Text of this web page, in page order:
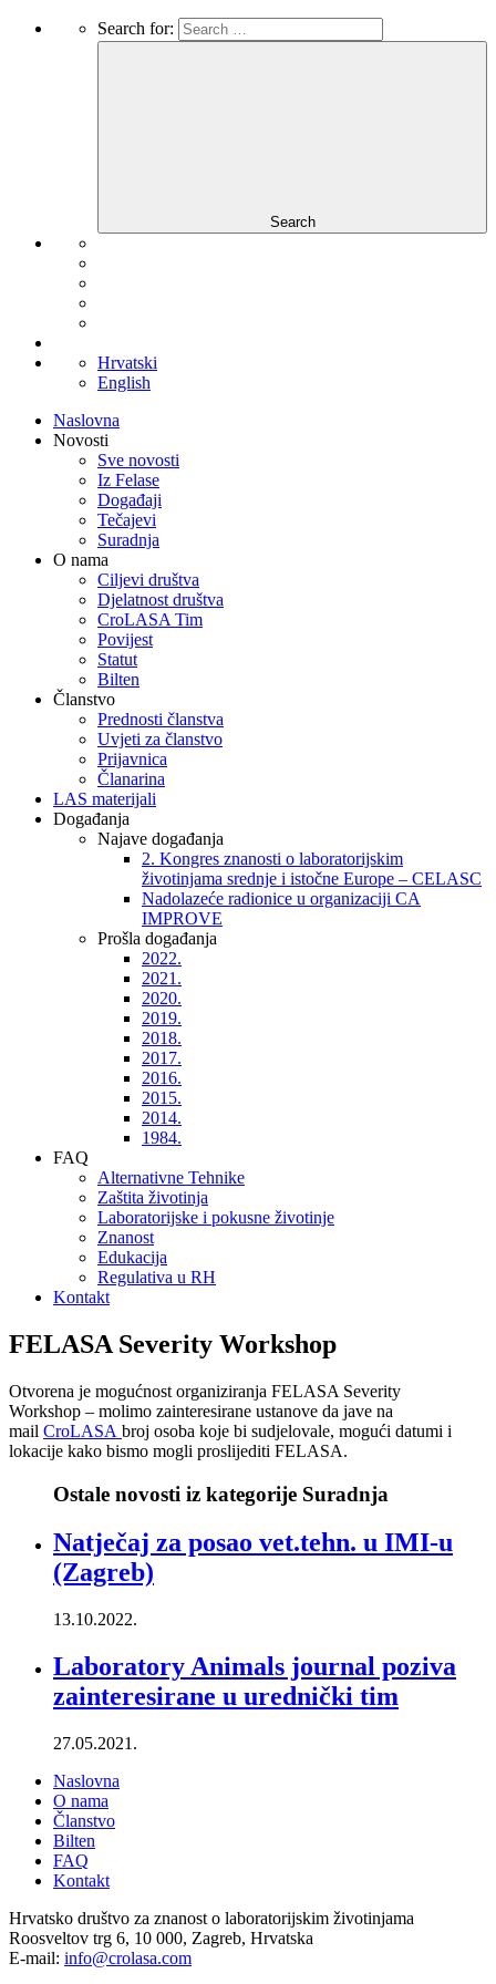
Search for:
Search
Hrvatski
English
Naslovna
Novosti
Sve novosti
Iz Felase
Događaji
Tečajevi
Suradnja
O nama
Ciljevi društva
Djelatnost društva
CroLASA Tim
Povijest
Statut
Bilten
Članstvo
Prednosti članstva
Uvjeti za članstvo
Prijavnica
Članarina
LAS materijali
Događanja
Najave događanja
2. Kongres znanosti o laboratorijskim
životinjama srednje i istočne Europe – CELASC
Nadolazeće radionice u organizaciji CA
IMPROVE
Prošla događanja
2022.
2021.
2020.
2019.
2018.
2017.
2016.
2015.
2014.
1984.
FAQ
Alternativne Tehnike
Zaštita životinja
Laboratorijske i pokusne životinje
Znanost
Edukacija
Regulativa u RH
Kontakt
FELASA Severity Workshop
Otvorena je mogućnost organiziranja FELASA Severity
Workshop – molimo zainteresirane ustanove da jave na
mail CroLASA broj osoba koje bi sudjelovale, mogući datumi i
lokacije kako bismo mogli proslijediti FELASA.
Ostale novosti iz kategorije Suradnja
Natječaj za posao vet.tehn. u IMI-u
(Zagreb)
13.10.2022.
Laboratory Animals journal poziva
zainteresirane u urednički tim
27.05.2021.
Naslovna
O nama
Članstvo
Bilten
FAQ
Kontakt
Hrvatsko društvo za znanost o laboratorijskim životinjama
Roosveltov trg 6, 10 000, Zagreb, Hrvatska
E-mail: info@crolasa.com